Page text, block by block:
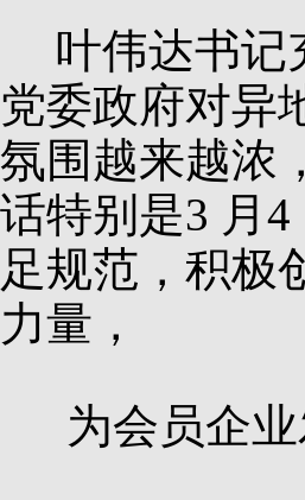
叶伟达书记
党委政府对异
氛围越来越浓
话特别是3 月 4
足规范，积极
力量，
为会员企